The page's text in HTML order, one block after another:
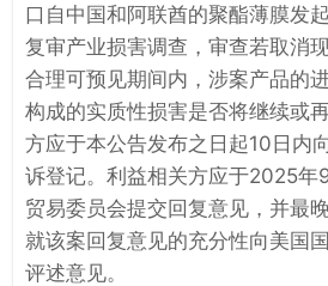
口自中国和阿联酋的聚酯薄膜发
复审产业损害调查，审查若取消
合理可预见期间内，涉案产品的
构成的实质性损害是否将继续或
方应于本公告发布之日起10日内
诉登记。利益相关方应于2025年
贸易委员会提交回复意见，并最
就该案回复意见的充分性向美国
评述意见。